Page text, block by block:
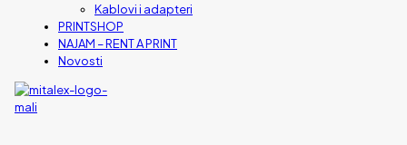
Kablovi i adapteri
PRINTSHOP
NAJAM – RENT A PRINT
Novosti